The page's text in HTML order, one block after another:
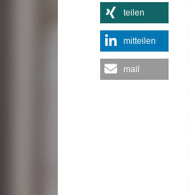
teilen
mitteilen
mail